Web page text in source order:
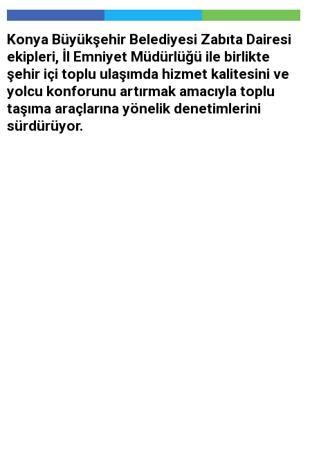
Konya Büyükşehir Belediyesi Zabıta Dairesi
ekipleri, İl Emniyet Müdürlüğü ile birlikte
şehir içi toplu ulaşımda hizmet kalitesini ve
yolcu konforunu artırmak amacıyla toplu
taşıma araçlarına yönelik denetimlerini
sürdürüyor.